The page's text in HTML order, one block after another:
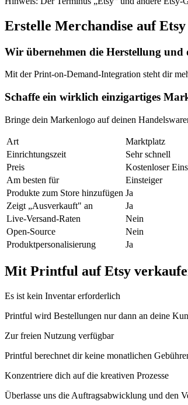
Erstelle Merchandise auf
Wir übernehmen die Herstellung und
Mit der Print-on-Demand-Integration steht dir
Schaffe ein wirklich einzigartiges
Bringe dein Markenlogo auf deinen
Art
Marktplatz
Einrichtungszeit
Sehr schnell
Preis
Kostenloser
Am besten für
Einsteiger
Produkte zum Store hinzufügen Ja
Zeigt „Ausverkauft" an
Ja
Live-Versand-Raten
Nein
Open-Source
Nein
Produktpersonalisierung
Ja
Mit Printful auf Etsy
Es ist kein Inventar erforderlich
Printful wird Bestellungen nur dann an deine
Zur freien Nutzung verfügbar
Printful berechnet dir keine monatlichen
Konzentriere dich auf die kreativen Prozesse
Überlasse uns die Auftragsabwicklung und den